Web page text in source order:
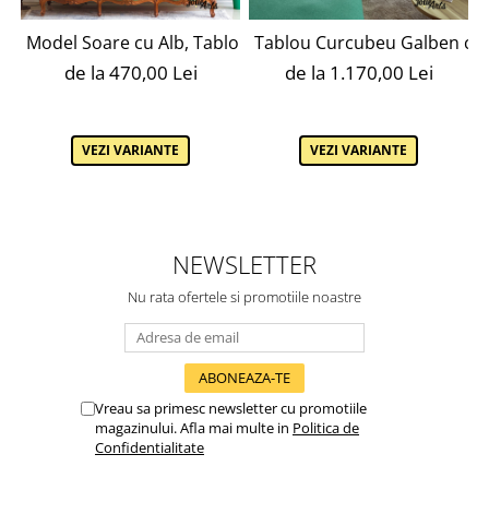
Model Soare cu Alb, Tablou Licheni, Muschi Plati /
de la 470,00 Lei
VEZI VARIANTE
Tablou Curcubeu Galben
de la 1.170,00 Lei
VEZI VARIANTE
NEWSLETTER
Nu rata ofertele si promotiile noastre
Vreau sa primesc newsletter cu promotiile
magazinului. Afla mai multe in Politica de
Confidentialitate